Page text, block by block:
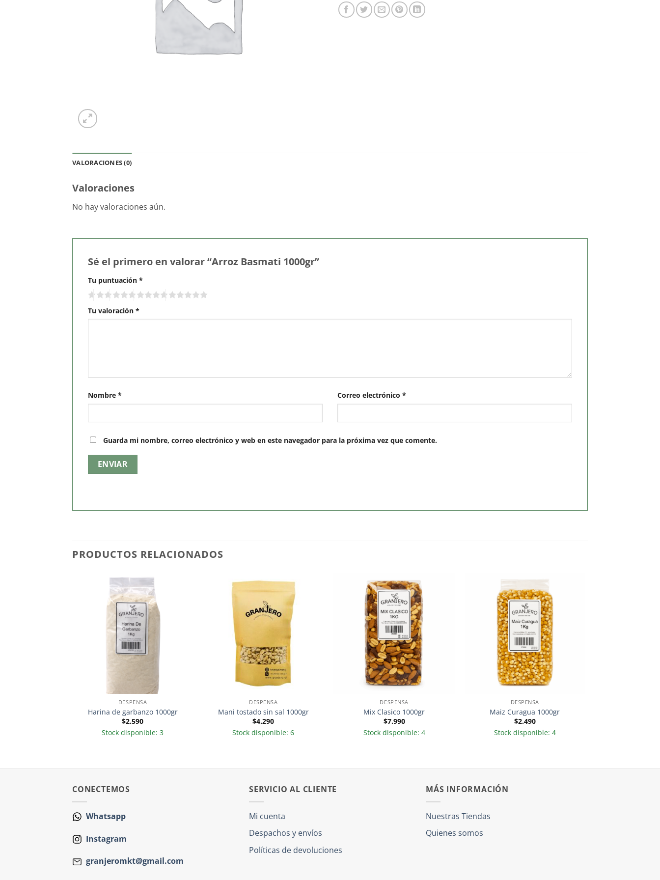
VALORACIONES (0)
Valoraciones
No hay valoraciones aún.
Sé el primero en valorar “Arroz Basmati 1000gr”
Tu puntuación *
Tu valoración *
Nombre * Correo electrónico *
Guarda mi nombre, correo electrónico y web en este navegador para la próxima vez que comente.
PRODUCTOS RELACIONADOS
DESPENSA
Harina de garbanzo 1000gr
$2.590
Stock disponible: 3
DESPENSA
Mani tostado sin sal 1000gr
$4.290
Stock disponible: 6
DESPENSA
Mix Clasico 1000gr
$7.990
Stock disponible: 4
DESPENSA
Maiz Curagua 1000gr
$2.490
Stock disponible: 4
CONECTEMOS
Whatsapp
Instagram
granjeromkt@gmail.com
SERVICIO AL CLIENTE
Mi cuenta
Despachos y envíos
Políticas de devoluciones
MÁS INFORMACIÓN
Nuestras Tiendas
Quienes somos